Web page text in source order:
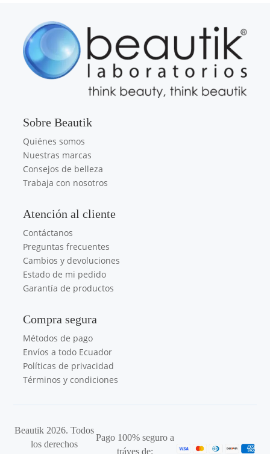
Sobre Beautik
Quiénes somos
Nuestras marcas
Consejos de belleza
Trabaja con nosotros
Atención al cliente
Contáctanos
Preguntas frecuentes
Cambios y devoluciones
Estado de mi pedido
Garantía de productos
Compra segura
Métodos de pago
Envíos a todo Ecuador
Políticas de privacidad
Términos y condiciones
Beautik 2026. Todos
los derechos
Pago 100% seguro a
tráves de: